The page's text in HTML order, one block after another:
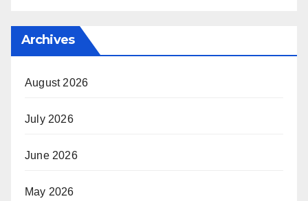
Archives
August 2026
July 2026
June 2026
May 2026